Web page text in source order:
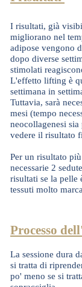
I risultati, già
migliorano nel
adipose vengono
dopo diverse
stimolati
L'effetto lifting è
settimana in
Tuttavia, sarà
mesi (tempo
neocollagenesi
vedere il risultato
Per un risultato
necessarie 2
risultati se la pelle
tessuti molto
Processo
La sessione dura
si tratta di
po' meno se si